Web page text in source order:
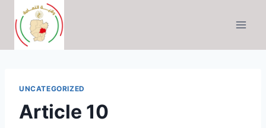
content
UNCATEGORIZED
Article 10